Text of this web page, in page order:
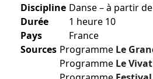
Discipline Danse – à partir
Durée
1 heure 10
Pays
France
Sources Programme Le
Programme Le Vivat